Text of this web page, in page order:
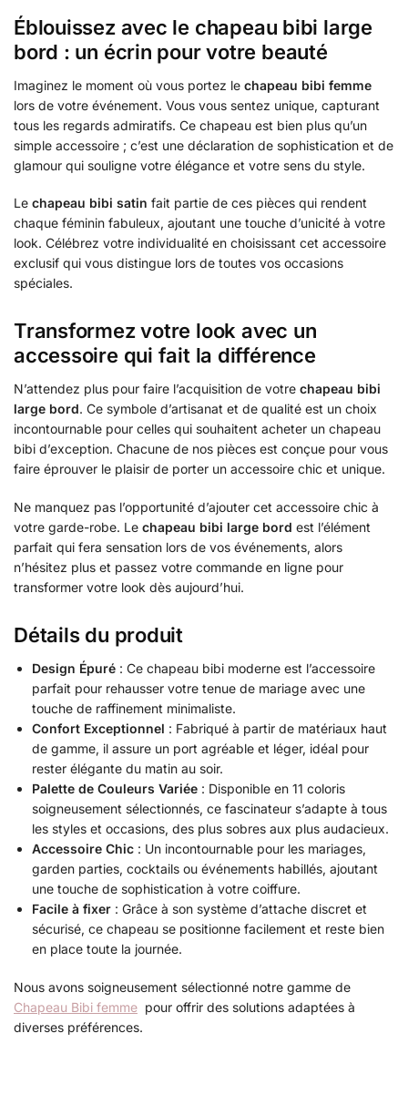
Éblouissez avec le chapeau bibi large
bord : un écrin pour votre beauté
Imaginez le moment où vous portez le chapeau bibi femme
lors de votre événement. Vous vous sentez unique, capturant
tous les regards admiratifs. Ce chapeau est bien plus qu’un
simple accessoire ; c’est une déclaration de sophistication et de
glamour qui souligne votre élégance et votre sens du style.
Le chapeau bibi satin fait partie de ces pièces qui rendent
chaque féminin fabuleux, ajoutant une touche d’unicité à votre
look. Célébrez votre individualité en choisissant cet accessoire
exclusif qui vous distingue lors de toutes vos occasions
spéciales.
Transformez votre look avec un
accessoire qui fait la différence
N’attendez plus pour faire l’acquisition de votre chapeau bibi
large bord. Ce symbole d’artisanat et de qualité est un choix
incontournable pour celles qui souhaitent acheter un chapeau
bibi d’exception. Chacune de nos pièces est conçue pour vous
faire éprouver le plaisir de porter un accessoire chic et unique.
Ne manquez pas l’opportunité d’ajouter cet accessoire chic à
votre garde-robe. Le chapeau bibi large bord est l’élément
parfait qui fera sensation lors de vos événements, alors
n’hésitez plus et passez votre commande en ligne pour
transformer votre look dès aujourd’hui.
Détails du produit
Design Épuré : Ce chapeau bibi moderne est l’accessoire
parfait pour rehausser votre tenue de mariage avec une
touche de raffinement minimaliste.
Confort Exceptionnel : Fabriqué à partir de matériaux haut
de gamme, il assure un port agréable et léger, idéal pour
rester élégante du matin au soir.
Palette de Couleurs Variée : Disponible en 11 coloris
soigneusement sélectionnés, ce fascinateur s’adapte à tous
les styles et occasions, des plus sobres aux plus audacieux.
Accessoire Chic : Un incontournable pour les mariages,
garden parties, cocktails ou événements habillés, ajoutant
une touche de sophistication à votre coiffure.
Facile à fixer : Grâce à son système d’attache discret et
sécurisé, ce chapeau se positionne facilement et reste bien
en place toute la journée.
Nous avons soigneusement sélectionné notre gamme de
Chapeau Bibi femme pour offrir des solutions adaptées à
diverses préférences.